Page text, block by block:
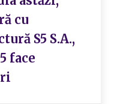
cu
S5 S.A.,
face